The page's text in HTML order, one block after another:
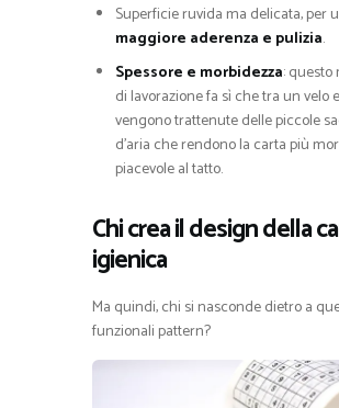
Superficie ruvida ma delicata, per
maggiore aderenza e pulizia.
Spessore e morbidezza:
di lavorazione fa sì che tra un velo
vengono trattenute delle piccole
d’aria che rendono la carta più
piacevole al tatto.
Chi crea il design della
igienica
Ma quindi, chi si nasconde dietro a
funzionali pattern?